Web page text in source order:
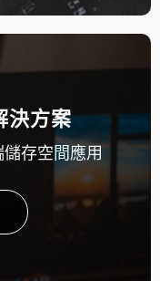
決方案
存空間應用